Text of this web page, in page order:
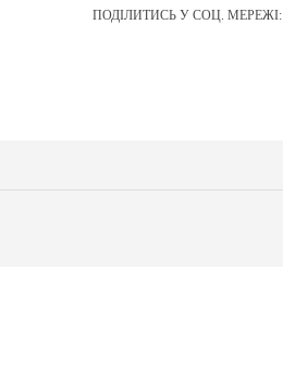
ПОДІЛИТИСЬ У СОЦ. МЕРЕЖІ: